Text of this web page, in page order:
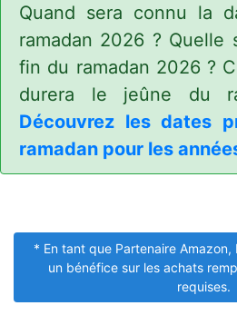
Quand sera connu la
ramadan 2026 ? Quelle
fin du ramadan 2026 ?
durera le jeûne du
Découvrez les dates
ramadan pour les
* En tant que Partenaire
un bénéfice sur les achats
requises.